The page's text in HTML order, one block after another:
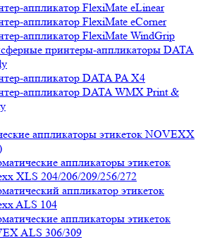
аппликатор FlexiMate eLinear
аппликатор FlexiMate eCorner
аппликатор FlexiMate WindGrip
принтеры-аппликаторы DATA
аппликатор DATA PA Х4
аппликатор DATA WMX Print &
аппликаторы этикеток NOVEXX
аппликаторы этикеток
XLS 204/206/209/256/272
аппликатор этикеток
ALS 104
аппликаторы этикеток
ALS 306/309